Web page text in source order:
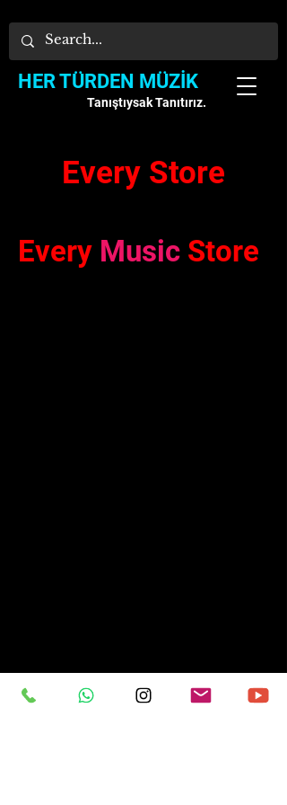
HER TÜRDEN MÜZİK
Tanıştıysak Tanıtırız.
Every Store
Every Music Store